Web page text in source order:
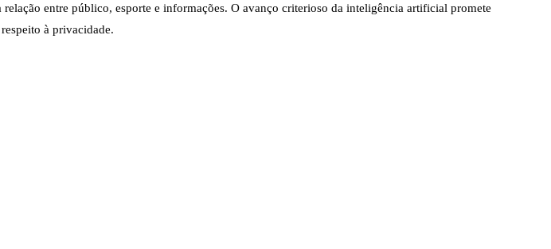
entre público, esporte e informações. O avanço criterioso da inteligência artificial promete
à privacidade.